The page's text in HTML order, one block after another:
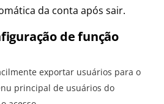
da conta após sair.
de função
exportar usuários para o
principal de usuários do